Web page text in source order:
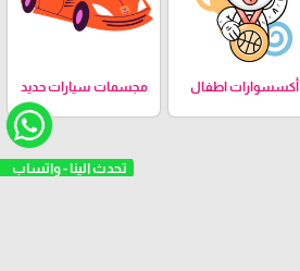
تحدث الينا - واتساب
أكسسوارات اطفال مجسمات سيارات حديد